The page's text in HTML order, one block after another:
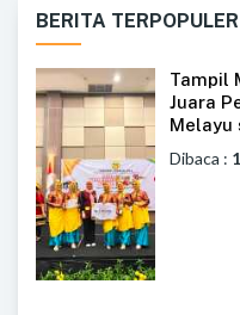
BERITA TERPOPULER
Tampil
Juara
Melayu
Dibaca :